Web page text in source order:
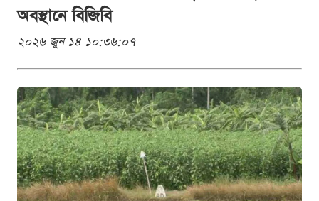
অবস্থানে বিজিবি
২০২৬ জুন ১৪ ১০:৩৬:০৭